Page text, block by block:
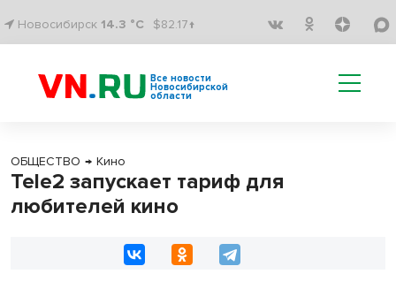
Новосибирск 14.3 °C $82.17↑
Все новости
Новосибирской
области
ОБЩЕСТВО → Кино
Tele2 запускает тариф для
любителей кино